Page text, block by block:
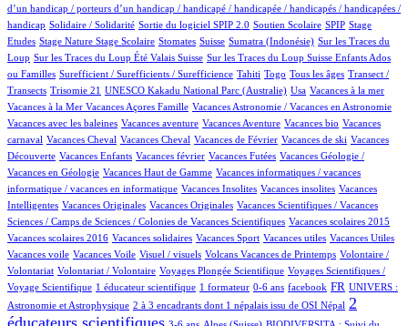
d’un handicap / porteurs d’un handicap / handicapé / handicapée / handicapés / handicapées /
handicap
2/898 Solidaire / Solidarité
3/898 Sortie du logiciel SPIP 2.0
59/898 Soutien Scolaire
3/898 SPIP
1/898
Stage
Etudes
1/898Stage Nature
10/898 Stage Scolaire
1/898 Stomates
139/898 Suisse
7/898 Sumatra (Indonésie)
2/898
Sur les Traces du
Loup
7/898Sur les Traces du Loup Été Valais Suisse
5/898
Sur les Traces du Loup Suisse Enfants Ados
ou Familles
2/898 Surefficient / Surefficients / Surefficience
32/898 Tahiti
6/898 Togo
12/898 Tous les âges
70/898
Transect /
Transects
2/898 Trisomie 21
1/898 UNESCO Kakadu National Parc (Australie)
16/898 Usa
1/898 Vacances à la mer
1/898
Vacances à la Mer
1/898 Vacances Açores Famille
29/898 Vacances Astronomie / Vacances en Astronomie
1/898
Vacances avec les baleines
1/898 Vacances aventure
10/898 Vacances Aventure
2/898 Vacances bio
1/898
Vacances
carnaval
77/898Vacances Cheval
1/898 Vacances Cheval
19/898 Vacances de Février
1/898 Vacances de ski
1/898
Vacances
Découverte
28/898 Vacances Enfants
1/898 Vacances février
2/898 Vacances Futées
28/898
Vacances Géologie /
Vacances en Géologie
1/898 Vacances Haut de Gamme
1/898
Vacances informatiques / vacances
informatique / vacances en informatique
1/898 Vacances Insolites
1/898 Vacances insolites
1/898
Vacances
Intelligentes
2/898 Vacances Originales
1/898 Vacances Originales
10/898
Vacances Scientifiques / Vacances
Sciences / Camps de Sciences / Colonies de Vacances Scientifiques
1/898 Vacances scolaires 2015
1/898
Vacances scolaires 2016
1/898 Vacances solidaires
1/898 Vacances Sport
1/898 Vacances utiles
1/898 Vacances Utiles
1/898
Vacances voile
1/898 Vacances Voile
2/898 Visuel / visuels
11/898 Volcans Vacances de Printemps
1/898
Volontaire /
Volontariat
1/898 Volontariat / Volontaire
66/898 Voyages Plongée Scientifique
12/898
Voyages Scientifiques /
Voyage Scientifique
102/898 1 éducateur scientifique
6/898 1 formateur
1/898 0-6 ans
10/898 facebook
286/898 FR
37/898
UNIVERS :
Astronomie et Astrophysique
10/898 2 à 3 encadrants dont 1 népalais issu de OSI Népal
543/898
2
12/898
111/898
49/898